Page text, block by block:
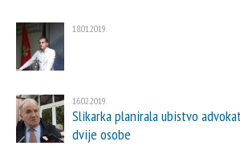
18.01.2019.
16.02.2019.
Slikarka planirala ubistvo
dvije osobe